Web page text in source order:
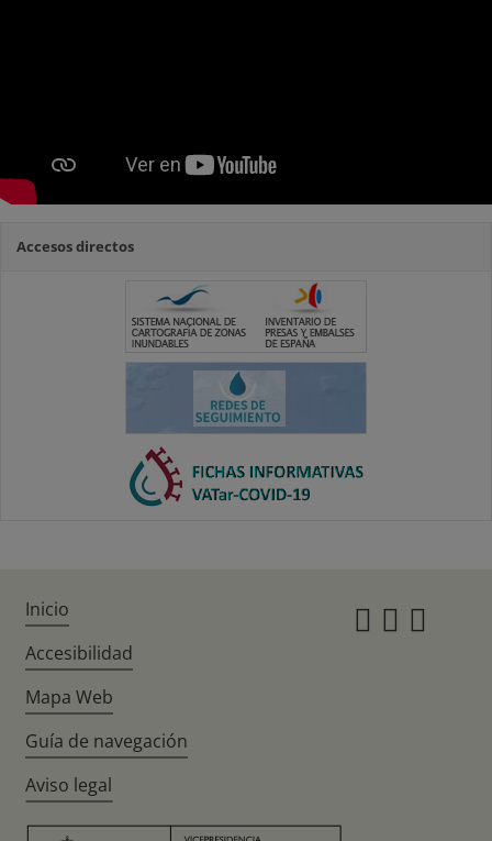
Accesos directos
Inicio
Accesibilidad
Mapa Web
Guía de navegación
Aviso legal